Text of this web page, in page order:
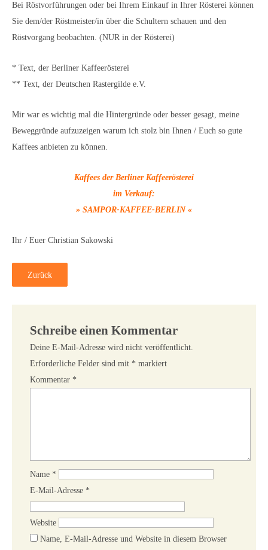
Bei Röstvorführungen oder bei Ihrem Einkauf in Ihrer Rösterei können
Sie dem/der Röstmeister/in über die Schultern schauen und den
Röstvorgang beobachten. (NUR in der Rösterei)
* Text, der Berliner Kaffeerösterei
** Text, der Deutschen Rastergilde e.V.
Mir war es wichtig mal die Hintergründe oder besser gesagt, meine
Beweggründe aufzuzeigen warum ich stolz bin Ihnen / Euch so gute
Kaffees anbieten zu können.
Kaffees der Berliner Kaffeerösterei
im Verkauf:
» SAMPOR-KAFFEE-BERLIN «
Ihr / Euer Christian Sakowski
Zurück
Schreibe einen Kommentar
Deine E-Mail-Adresse wird nicht veröffentlicht.
Erforderliche Felder sind mit * markiert
Kommentar *
Name *
E-Mail-Adresse *
Website
Name, E-Mail-Adresse und Website in diesem Browser